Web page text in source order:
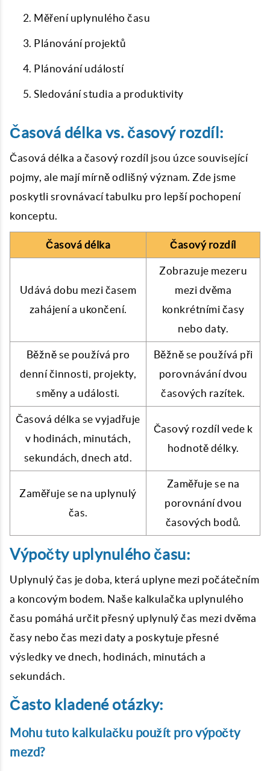
Měření uplynulého času
Plánování projektů
Plánování událostí
Sledování studia a produktivity
Časová délka vs. časový rozdíl:
Časová délka a časový rozdíl jsou úzce související
pojmy, ale mají mírně odlišný význam. Zde jsme
poskytli srovnávací tabulku pro lepší pochopení
konceptu.
Časová délka Časový rozdíl
Udává dobu mezi časem
zahájení a ukončení.
Zobrazuje mezeru
mezi dvěma
konkrétními časy
nebo daty.
Běžně se používá pro
denní činnosti, projekty,
směny a události.
Běžně se používá při
porovnávání dvou
časových razítek.
Časová délka se vyjadřuje
v hodinách, minutách,
sekundách, dnech atd.
Časový rozdíl vede k
hodnotě délky.
Zaměřuje se na uplynulý
čas.
Zaměřuje se na
porovnání dvou
časových bodů.
Výpočty uplynulého času:
Uplynulý čas je doba, která uplyne mezi počátečním
a koncovým bodem. Naše kalkulačka uplynulého
času pomáhá určit přesný uplynulý čas mezi dvěma
časy nebo čas mezi daty a poskytuje přesné
výsledky ve dnech, hodinách, minutách a
sekundách.
Často kladené otázky:
Mohu tuto kalkulačku použít pro výpočty
mezd?